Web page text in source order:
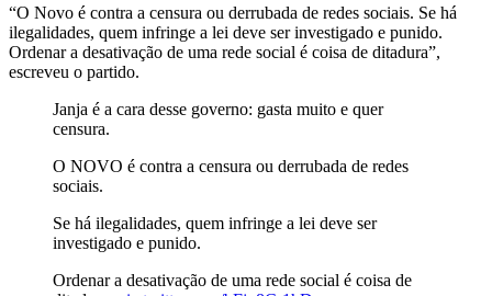
“O Novo é contra a censura ou derrubada de redes sociais. Se há
ilegalidades, quem infringe a lei deve ser investigado e punido.
Ordenar a desativação de uma rede social é coisa de ditadura”,
escreveu o partido.
Janja é a cara desse governo: gasta muito e quer
censura.
O NOVO é contra a censura ou derrubada de redes
sociais.
Se há ilegalidades, quem infringe a lei deve ser
investigado e punido.
Ordenar a desativação de uma rede social é coisa de